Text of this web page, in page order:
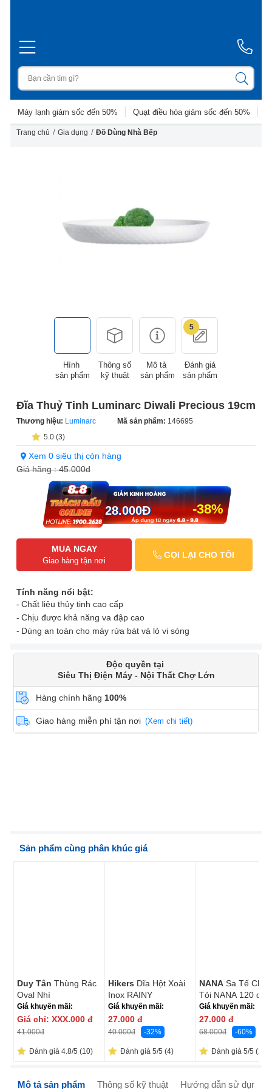
Máy lạnh giảm sốc đến 50% Quạt điều hòa giảm sốc đến 50%
Trang chủ / Gia dụng / Đồ Dùng Nhà Bếp
Hình
sản phẩm
Thông số
kỹ thuật
Mô tả
sản phẩm
5
Đánh giá
sản phẩm
Đĩa Thuỷ Tinh Luminarc Diwali Precious 19cm
Thương hiệu: Luminarc Mã sản phẩm: 146695
5.0 (3)
Xem 0 siêu thị còn hàng
Giá hãng :45.000đ
-38%
28.000Đ
MUA NGAY
Giao hàng tận nơi
GỌI LẠI CHO TÔI
Tính năng nổi bật:
Chất liệu thủy tinh cao cấp
Chịu được khả năng va đập cao
Dùng an toàn cho máy rửa bát và lò vi sóng
Độc quyền tại
Siêu Thị Điện Máy - Nội Thất Chợ Lớn
Hàng chính hãng 100%
Giao hàng miễn phí tận nơi (Xem chi tiết)
Sản phẩm cùng phân khúc giá
Duy Tân Thùng Rác
Oval Nhí
Giá khuyến mãi:
Giá chỉ: XXX.000 đ
41.000đ
Đánh giá 4.8/5 (10)
Hikers Dĩa Hột Xoài
Inox RAINY
Giá khuyến mãi:
27.000 đ
40.000đ -32%
Đánh giá 5/5 (4)
NANA Sa Tế Cháy
Tỏi NANA 120
Giá khuyến mãi:
27.000 đ
68.000đ -60%
Đánh giá 5/5 (2)
Mô tả sản phẩm Thông số kỹ thuật Hướng dẫn sử dụng